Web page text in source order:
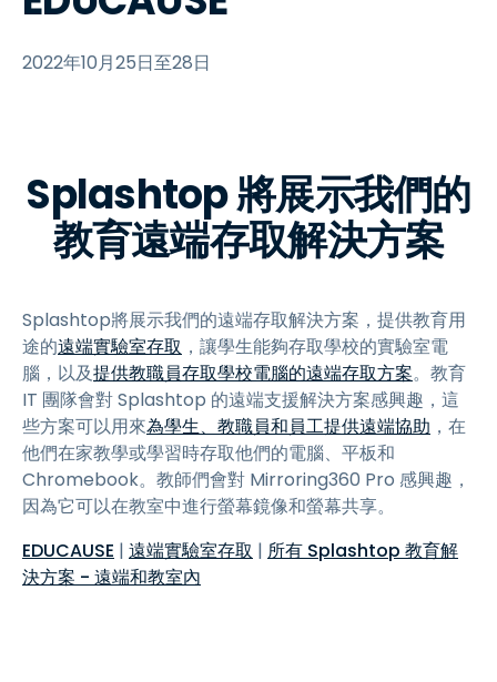
2022年10月25日至28日
Splashtop 將展示我們的
教育遠端存取解決方案
Splashtop將展示我們的遠端存取解決方案，提供教育用
途的遠端實驗室存取 ，讓學生能夠存取學校的實驗室電
腦，以及提供教職員存取學校電腦的遠端存取方案。教育
IT 團隊會對 Splashtop 的遠端支援解決方案感興趣，這
些方案可以用來為學生、教職員和員工提供遠端協助 ，在
他們在家教學或學習時存取他們的電腦、平板和
Chromebook。教師們會對 Mirroring360 Pro 感興趣，
因為它可以在教室中進行螢幕鏡像和螢幕共享。
EDUCAUSE | 遠端實驗室存取 | 所有 Splashtop 教育解
決方案 - 遠端和教室內